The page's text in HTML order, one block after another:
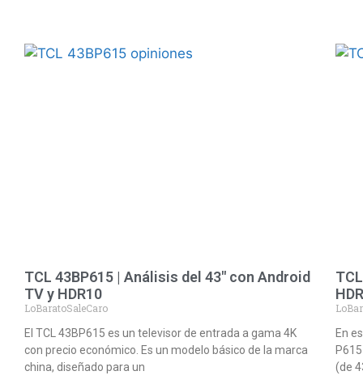
TCL 43BP615 | Análisis del 43″ con Android
TV y HDR10
LoBaratoSaleCaro
El TCL 43BP615 es un televisor de entrada a gama 4K
con precio económico. Es un modelo básico de la marca
china, diseñado para un
En
(de